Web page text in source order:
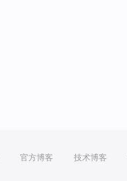
官方博客 技术博客